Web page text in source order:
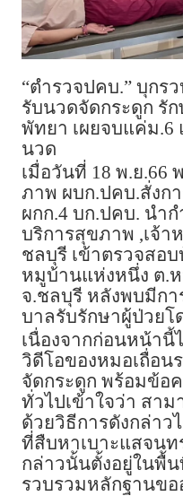
“ตำรวจปคบ.” บุกร
รับนวดจัดกระดูก รั
พัทยา เผยจบแค่ม.6
นวด
เมื่อวันที่ 18 พ.ย.66
ภาพ ผบก.ปคบ.สั่งก
ผกก.4 บก.ปคบ. นำ
บริการสุขภาพ ,เจ้
ชลบุรี เข้าตรวจสอ
หมูบ้านแห่งหนึ่ง ต.ห
จ.ชลบุรี หลังพบมีกา
บาลรับรักษาผู้ป่วย
เนื่องจากก่อนหน้านี้
วิดีโอของหมอเถื่อน
จัดกระดูก พร้อมข้อ
ทั่วไปเข้าใจว่า สาม
ด้วยวิธีการดังกล่าว
ที่สืบหาเบาะแสจน
กล่าวนั้นตั้งอยู่ในพื้น
รวบรวมหลักฐานข